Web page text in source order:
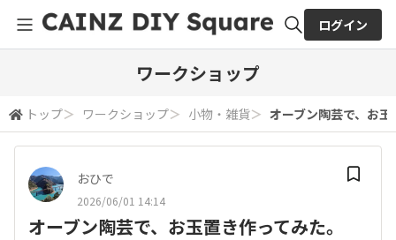
検索
ログイン
ワークショップ
トップ＞ ワークショップ＞ 小物・雑貨＞ オーブン陶芸で、お
おひで
2026/06/01 14:14
オーブン陶芸で、お玉置き作ってみた。